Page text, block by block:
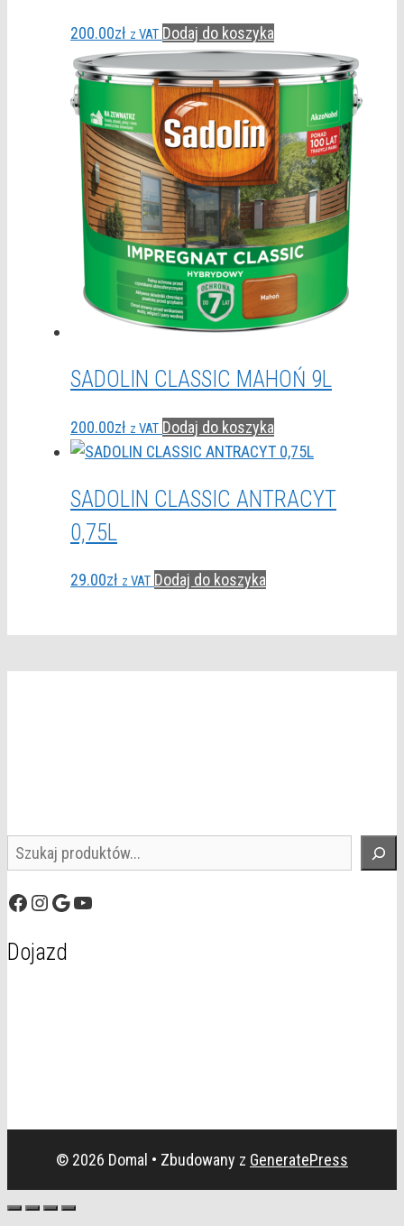
200.00zł z VAT Dodaj do koszyka
SADOLIN CLASSIC MAHOŃ 9L
200.00zł z VAT Dodaj do koszyka
SADOLIN CLASSIC ANTRACYT
0,75L
29.00zł z VAT Dodaj do koszyka
Szukaj
Facebook
Instagram
GoogleYouTube
Dojazd
© 2026 Domal • Zbudowany z GeneratePress